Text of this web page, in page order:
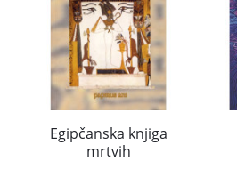
Egipčanska knjiga
mrtvih